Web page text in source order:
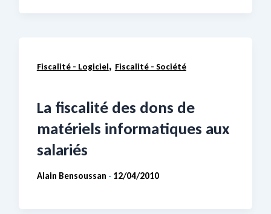
Fiscalité - Logiciel, Fiscalité - Société
La fiscalité des dons de
matériels informatiques aux
salariés
Alain Bensoussan - 12/04/2010